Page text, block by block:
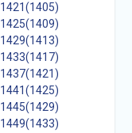
1421(1405)
1425(1409)
1429(1413)
1433(1417)
1437(1421)
1441(1425)
1445(1429)
1449(1433)